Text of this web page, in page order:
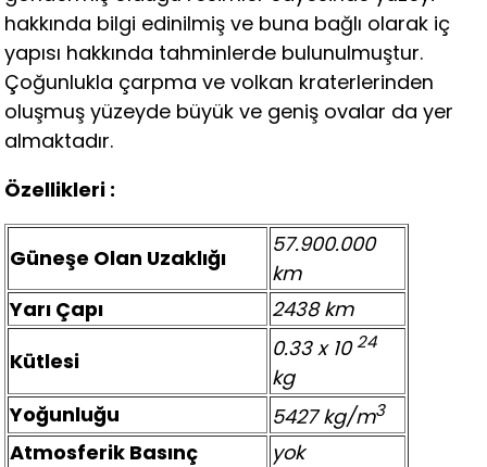
hakkında bilgi edinilmiş ve buna bağlı olarak iç
yapısı hakkında tahminlerde bulunulmuştur.
Çoğunlukla çarpma ve volkan kraterlerinden
oluşmuş yüzeyde büyük ve geniş ovalar da yer
almaktadır.
Özellikleri :
Güneşe Olan Uzaklığı
57.900.000
km
Yarı Çapı
2438 km
Kütlesi
0.33 x 1024
kg
Yoğunluğu
5427 kg/m3
Atmosferik Basınç
yok